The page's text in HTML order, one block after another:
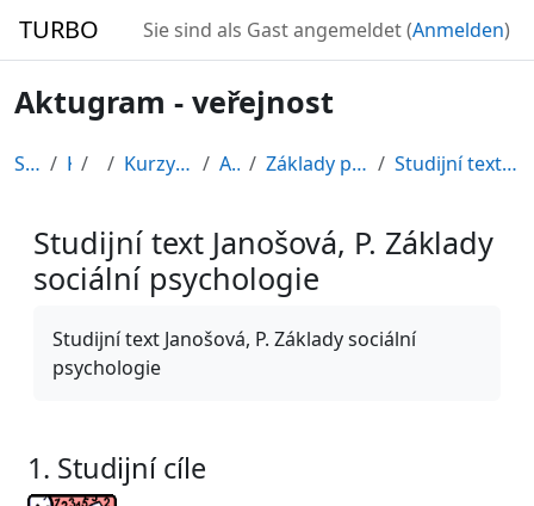
TURBO Sie sind als Gast angemeldet (Anmelden)
Aktugram - veřejnost
Startseite Kurse CDV Kurzy připravené v rámci ESF AKTUGRAM Základy psychologie, sociální psychologie Studijní text Janošová, P. Základy sociální psycho...
Studijní text Janošová, P. Základy
sociální psychologie
Studijní text Janošová, P. Základy sociální
psychologie
1. Studijní cíle